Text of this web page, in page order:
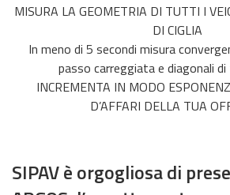
MISURA LA GEOMETRIA DI TUTTI I
DI CIGLIA
In meno di 5 secondi misura
passo carreggiata e diagonali
INCREMENTA IN MODO
D’AFFARI DELLA TUA
SIPAV è orgogliosa di